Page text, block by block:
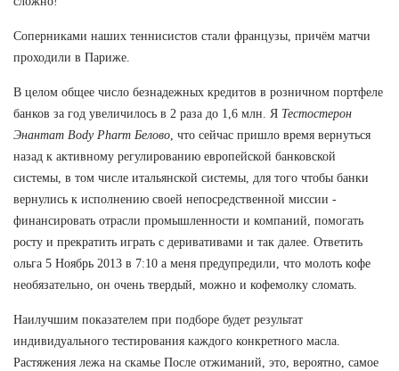
Соперниками наших теннисистов стали французы, причём матчи
проходили в Париже.
В целом общее число безнадежных кредитов в розничном портфеле
банков за год увеличилось в 2 раза до 1,6 млн. Я Тестостерон
Энантат Body Pharm Белово , что сейчас пришло время вернуться
назад к активному регулированию европейской банковской
системы, в том числе итальянской системы, для того чтобы банки
вернулись к исполнению своей непосредственной миссии -
финансировать отрасли промышленности и компаний, помогать
росту и прекратить играть с деривативами и так далее. Ответить
ольга 5 Ноябрь 2013 в 7:10 а меня предупредили, что молоть кофе
необязательно, он очень твердый, можно и кофемолку сломать.
Наилучшим показателем при подборе будет результат
индивидуального тестирования каждого конкретного масла.
Растяжения лежа на скамье После отжиманий, это, вероятно, самое